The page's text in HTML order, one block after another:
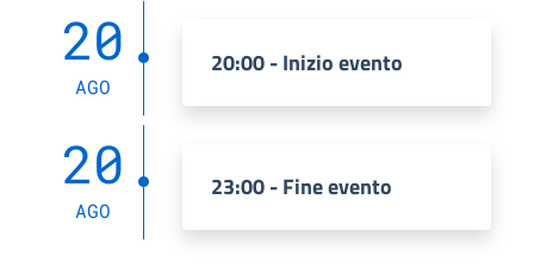
20
AGO
20:00 - Inizio evento
20
AGO
23:00 - Fine evento